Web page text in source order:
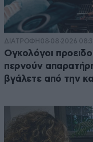
ΔΙΑΤΡΟΦΗ 08·08·2026
Ογκολόγοι
περνούν
βγάλετε από την